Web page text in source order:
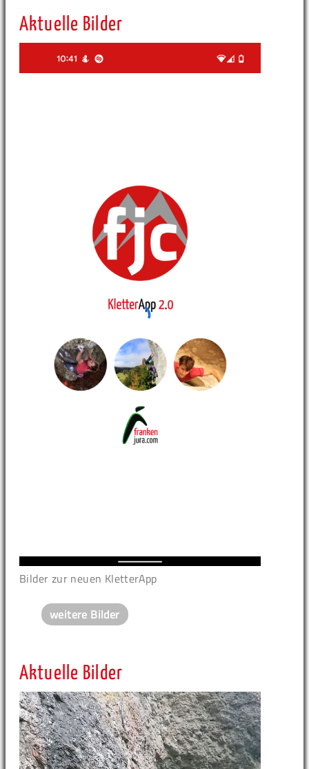
Aktuelle Bilder
Bilder zur neuen KletterApp
weitere Bilder
Aktuelle Bilder